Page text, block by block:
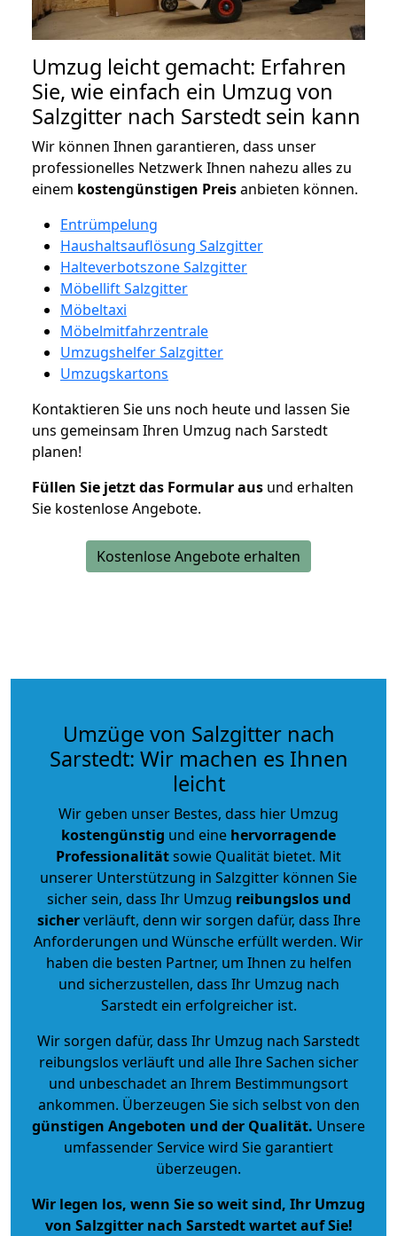
Umzug leicht gemacht: Erfahren
Sie, wie einfach ein Umzug von
Salzgitter nach Sarstedt sein kann
Wir können Ihnen garantieren, dass unser
professionelles Netzwerk Ihnen nahezu alles zu
einem kostengünstigen Preisanbieten können.
Entrümpelung
Haushaltsauflösung Salzgitter
Halteverbotszone Salzgitter
Möbellift Salzgitter
Möbeltaxi
Möbelmitfahrzentrale
Umzugshelfer Salzgitter
Umzugskartons
Kontaktieren Sie uns noch heute und lassen Sie
uns gemeinsam Ihren Umzug nach Sarstedt
planen!
Füllen Sie jetzt das Formular aus und erhalten
Sie kostenlose Angebote.
Kostenlose Angebote erhalten
Umzüge von Salzgitter nach
Sarstedt: Wir machen es Ihnen
leicht
Wir geben unser Bestes, dass hier Umzug
kostengünstig und eine hervorragende
Professionalitätsowie Qualität bietet. Mit
unserer Unterstützung in Salzgitter können Sie
sicher sein, dass Ihr Umzug reibungslos und
sicherverläuft, denn wir sorgen dafür, dass Ihre
Anforderungen und Wünsche erfüllt werden. Wir
haben die besten Partner, um Ihnen zu helfen
und sicherzustellen, dass Ihr Umzug nach
Sarstedt ein erfolgreicher ist.
Wir sorgen dafür, dass Ihr Umzug nach Sarstedt
reibungslos verläuft und alle Ihre Sachen sicher
und unbeschadet an Ihrem Bestimmungsort
ankommen. Überzeugen Sie sich selbst von den
günstigen Angeboten und der Qualität. Unsere
umfassender Service wird Sie garantiert
überzeugen.
Wir legen los, wenn Sie so weit sind, Ihr Umzug
von Salzgitter nach Sarstedt wartet auf Sie!